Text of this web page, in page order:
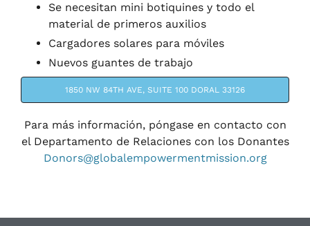
Se necesitan mini botiquines y todo el
material de primeros auxilios
Cargadores solares para móviles
Nuevos guantes de trabajo
1850 NW 84TH AVE, SUITE 100 DORAL 33126
Para más información, póngase en contacto con
el Departamento de Relaciones con los Donantes
Donors@globalempowermentmission.org